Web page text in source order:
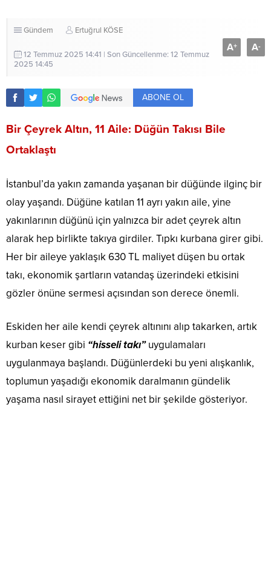
Gündem Ertuğrul KÖSE
12 Temmuz 2025 14:41 | Son Güncellenme: 12 Temmuz
2025 14:45
A+ A-
ABONE OL
Bir Çeyrek Altın, 11 Aile: Düğün Takısı Bile
Ortaklaştı
İstanbul’da yakın zamanda yaşanan bir düğünde ilginç bir
olay yaşandı. Düğüne katılan 11 ayrı yakın aile, yine
yakınlarının düğünü için yalnızca bir adet çeyrek altın
alarak hep birlikte takıya girdiler. Tıpkı kurbana girer gibi.
Her bir aileye yaklaşık 630 TL maliyet düşen bu ortak
takı, ekonomik şartların vatandaş üzerindeki etkisini
gözler önüne sermesi açısından son derece önemli.
Eskiden her aile kendi çeyrek altınını alıp takarken, artık
kurban keser gibi “hisseli takı” uygulamaları
uygulanmaya başlandı. Düğünlerdeki bu yeni alışkanlık,
toplumun yaşadığı ekonomik daralmanın gündelik
yaşama nasıl sirayet ettiğini net bir şekilde gösteriyor.